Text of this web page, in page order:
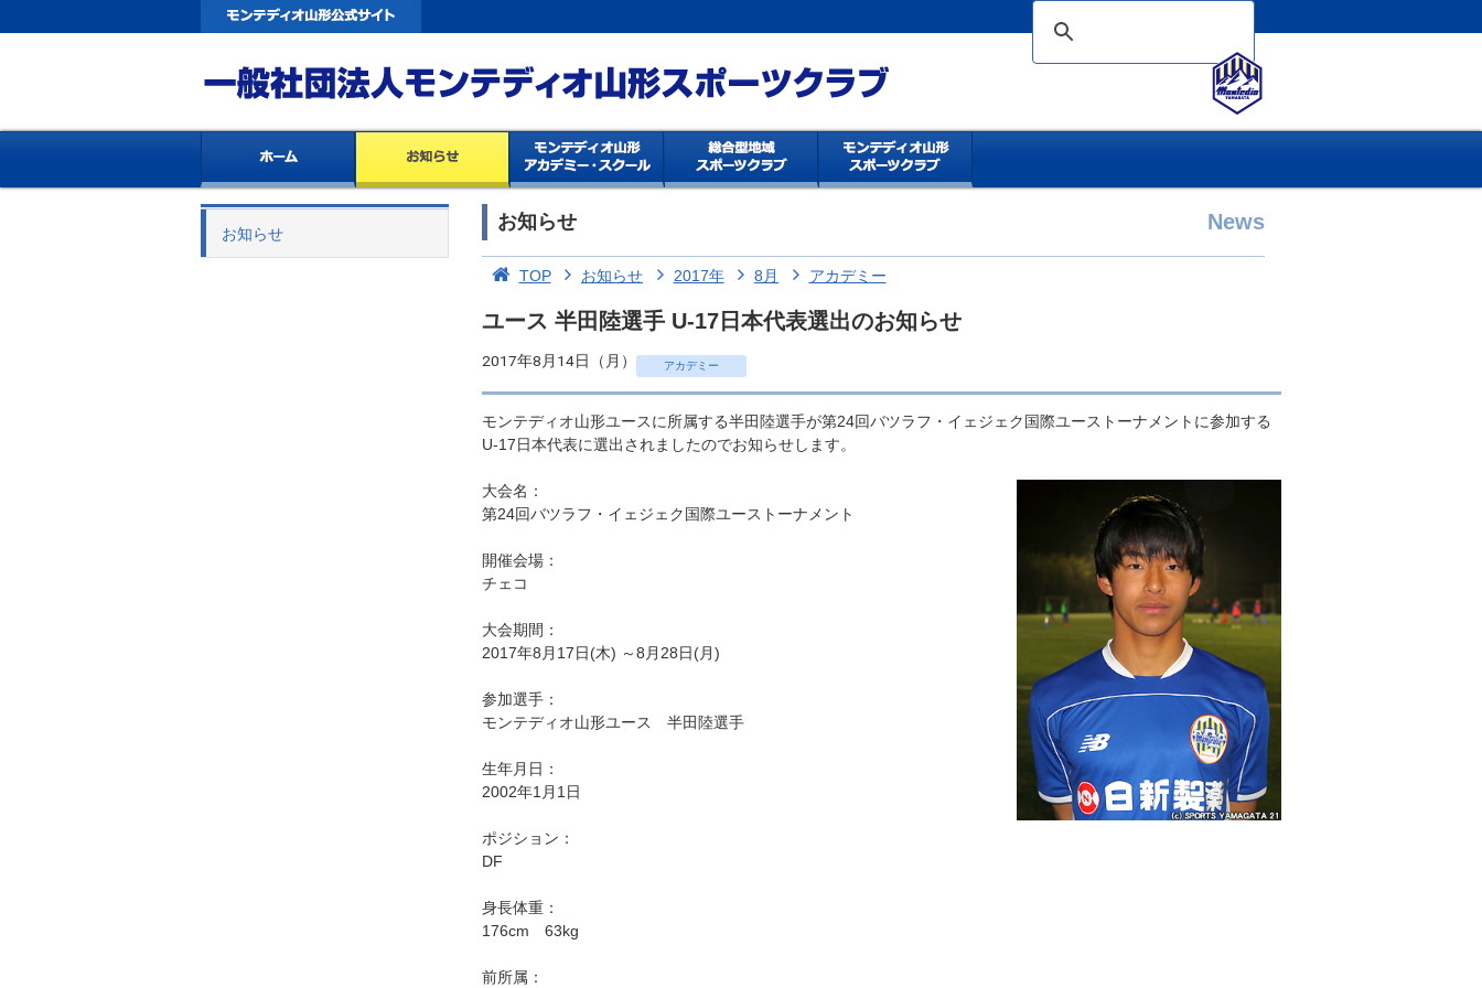
お知らせ
お知らせ News
TOP お知らせ 2017年 8月 アカデミー
ユース 半田陸選手 U-17日本代表選出のお知らせ
2017年8月14日（月） アカデミー
モンテディオ山形ユースに所属する半田陸選手が第24回バツラフ・イェジェク国際ユーストーナメントに参加する
U-17日本代表に選出されましたのでお知らせします。
大会名：
第24回バツラフ・イェジェク国際ユーストーナメント
開催会場：
チェコ
大会期間：
2017年8月17日(木) ～8月28日(月)
参加選手：
モンテディオ山形ユース 半田陸選手
生年月日：
2002年1月1日
ポジション：
DF
身長体重：
176cm 63kg
前所属：